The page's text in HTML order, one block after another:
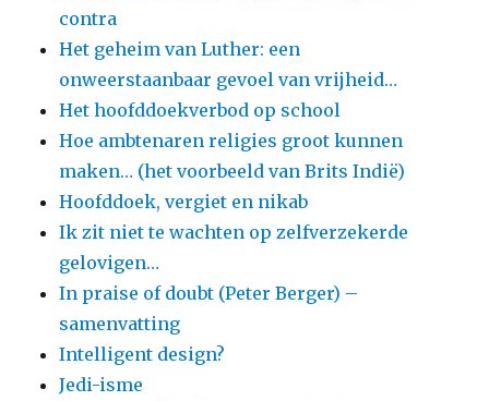
contra
Het geheim van Luther: een
onweerstaanbaar gevoel van vrijheid…
Het hoofddoekverbod op school
Hoe ambtenaren religies groot kunnen
maken… (het voorbeeld van Brits Indië)
Hoofddoek, vergiet en nikab
Ik zit niet te wachten op zelfverzekerde
gelovigen…
In praise of doubt (Peter Berger) –
samenvatting
Intelligent design?
Jedi-isme